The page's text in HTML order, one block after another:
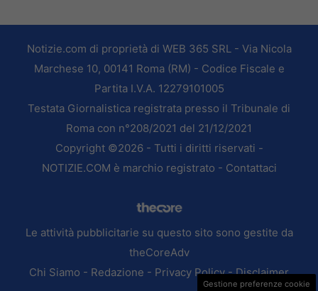
Notizie.com di proprietà di WEB 365 SRL - Via Nicola
Marchese 10, 00141 Roma (RM) - Codice Fiscale e
Partita I.V.A. 12279101005
Testata Giornalistica registrata presso il Tribunale di
Roma con n°208/2021 del 21/12/2021
Copyright ©2026 - Tutti i diritti riservati -
NOTIZIE.COM è marchio registrato - Contattaci
Le attività pubblicitarie su questo sito sono gestite da
theCoreAdv
Chi Siamo - Redazione - Privacy Policy-Disclaimer
Gestione preferenze cookie